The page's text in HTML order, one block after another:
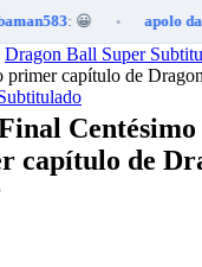
: 😀 apolo
Dragon Ball Super
primer capítulo de
capítulo de